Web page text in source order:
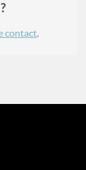
contact.